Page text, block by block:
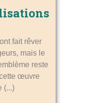
fait rêver
mais le
reste
œuvre
(...)